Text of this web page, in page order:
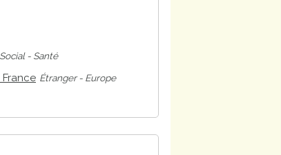
Social - Santé
Étranger - Europe